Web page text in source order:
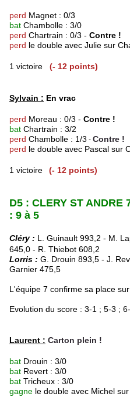
perd Magnet : 0/3
bat Chambolle : 3/0
perd Chartrain : 0/3 - Contre !
perd le double avec Julie sur
1 victoire (- 12 points)
Sylvain : En vrac
perd Moreau : 0/3 - Contre !
bat Chartrain : 3/2
perd Chambolle : 1/3 - Contre !
perd le double avec Pascal sur
1 victoire (- 12 points)
D5 : CLERY ST ANDRE
: 9 à 5
Cléry : L. Guinault 993,2 - M.
645,0 - R. Thiebot 608,2
Lorris : G. Drouin 893,5 - J.
Garnier 475,5
L'équipe 7 confirme sa place sur
Evolution du score : 3-1 ; 5-3 ;
Laurent : Carton plein !
bat Drouin : 3/0
bat Revert : 3/0
bat Tricheux : 3/0
gagne le double avec Michel